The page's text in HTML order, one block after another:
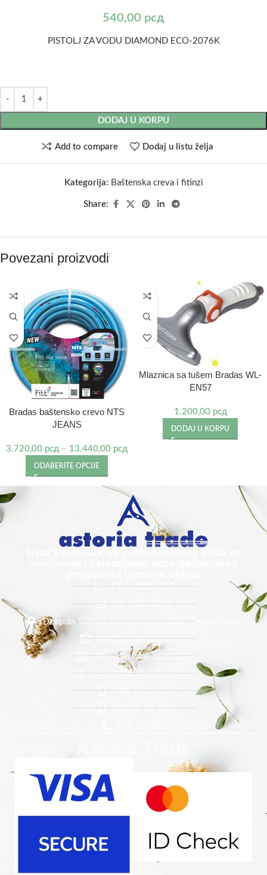
540,00 рсд
PISTOLJ ZA VODU DIAMOND ECO-2076K
DODAJ U KORPU
Add to compare Dodaj u listu želja
Kategorija: Baštenska creva i fitinzi
Share:
Povezani proizvodi
Bradas baštensko crevo NTS
JEANS
3.720,00 рсд – 13.440,00 рсд
ODABERITE OPCIJE
Mlaznica sa tušem Bradas WL-
EN57
1.200,00 рсд
DODAJ U KORPU
PIB: 100111613
MB : 06339271
Despota Stefana Lazarevića 2 15000 Šabac, Srbija
info@astoria-trade.com
office@astoria-trade.com
prodaja@astoria-trade.com
060/ 1 622 622
065/ 85 95 105